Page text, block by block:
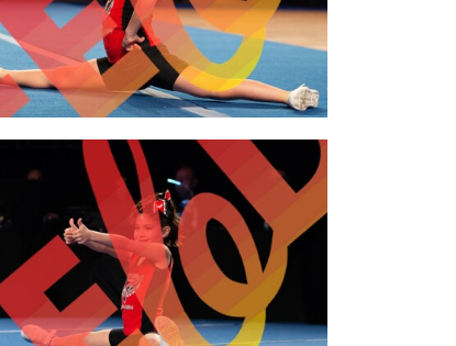
2,00 €